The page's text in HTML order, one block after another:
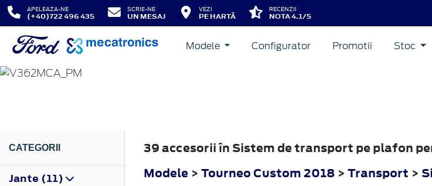
APELEAZA-NE
(+40)722 496 435
SCRIE-NE
UN MESAJ
VEZI
PE HARTĂ
RECENZII
NOTA 4.1/5
Modele Configurator Promotii Stoc
TOURNEO CUSTOM
CATEGORII
Jante (11)
39 accesorii în Sistem de transport pe plafon
Modele > Tourneo Custom 2018 > Transport >